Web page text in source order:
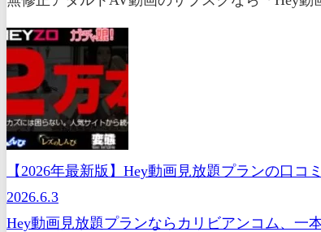
【2026年最新版】Hey動画見放題プランの口
2026.6.3
Hey動画見放題プランならカリビアンコム、一